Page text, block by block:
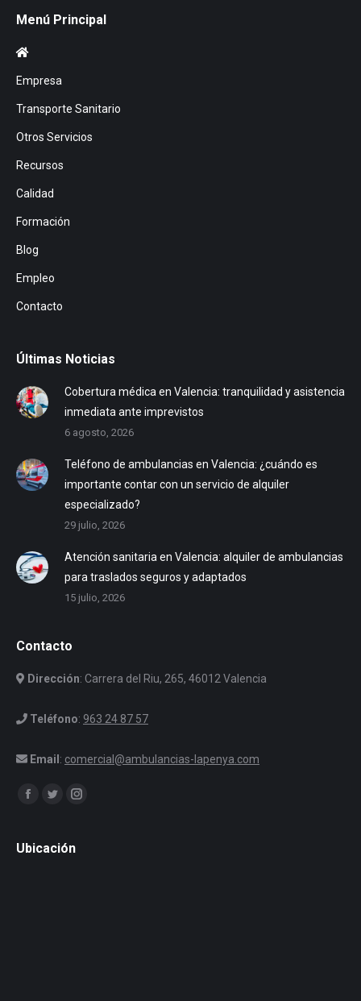
Menú Principal
Empresa
Transporte Sanitario
Otros Servicios
Recursos
Calidad
Formación
Blog
Empleo
Contacto
Últimas Noticias
Cobertura médica en Valencia: tranquilidad y asistencia
inmediata ante imprevistos
6 agosto, 2026
Teléfono de ambulancias en Valencia: ¿cuándo es
importante contar con un servicio de alquiler
especializado?
29 julio, 2026
Atención sanitaria en Valencia: alquiler de ambulancias
para traslados seguros y adaptados
15 julio, 2026
Contacto
Dirección: Carrera del Riu, 265, 46012 Valencia
Teléfono: 963 24 87 57
Email : comercial@ambulancias-lapenya.com
Encuéntranos en:
Facebook
TwitterInstagram
Ubicación